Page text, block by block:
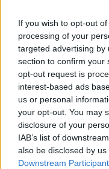
If you wish to opt-out
processing of your
targeted advertising by
section to confirm your
opt-out request is
interest-based ads
us or personal
your opt-out. You may
disclosure of your
IAB’s list of
also be disclosed by
Downstream
Honig-
Leicht
Mittel